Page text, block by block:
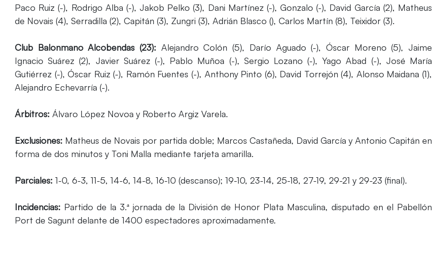
Paco Ruiz (-), Rodrigo Alba (-), Jakob Pelko (3), Dani Martínez (-), Gonzalo (-), David García (2), Matheus
de Novais (4), Serradilla (2), Capitán (3), Zungri (3), Adrián Blasco (), Carlos Martín (8), Teixidor (3).
Club Balonmano Alcobendas (23): Alejandro Colón (5), Darío Aguado (-), Óscar Moreno (5), Jaime
Ignacio Suárez (2), Javier Suárez (-), Pablo Muñoa (-), Sergio Lozano (-), Yago Abad (-), José María
Gutiérrez (-), Óscar Ruiz (-), Ramón Fuentes (-), Anthony Pinto (6), David Torrejón (4), Alonso Maidana (1),
Alejandro Echevarría (-).
Árbitros: Álvaro López Novoa y Roberto Argiz Varela.
Exclusiones: Matheus de Novais por partida doble; Marcos Castañeda, David García y Antonio Capitán en
forma de dos minutos y Toni Malla mediante tarjeta amarilla.
Parciales: 1-0, 6-3, 11-5, 14-6, 14-8, 16-10 (descanso); 19-10, 23-14, 25-18, 27-19, 29-21 y 29-23 (final).
Incidencias: Partido de la 3.ª jornada de la División de Honor Plata Masculina, disputado en el Pabellón
Port de Sagunt delante de 1400 espectadores aproximadamente.